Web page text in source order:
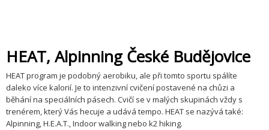
HEAT, Alpinning České Budějovice
HEAT program je podobný aerobiku, ale při tomto sportu spálíte
daleko více kalorií. Je to intenzivní cvičení postavené na chůzi a
běhání na speciálních pásech. Cvičí se v malých skupinách vždy s
trenérem, který Vás hecuje a udává tempo. HEAT se nazývá také:
Alpinning, H.E.A.T., Indoor walking nebo k2 hiking.